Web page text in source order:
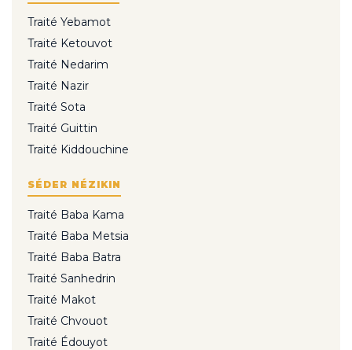
Traité Yebamot
Traité Ketouvot
Traité Nedarim
Traité Nazir
Traité Sota
Traité Guittin
Traité Kiddouchine
SÉDER NÉZIKIN
Traité Baba Kama
Traité Baba Metsia
Traité Baba Batra
Traité Sanhedrin
Traité Makot
Traité Chvouot
Traité Édouyot